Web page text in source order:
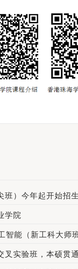
班）今年起开始招
学院
智能（新工科大师
叉实验班，本硕贯